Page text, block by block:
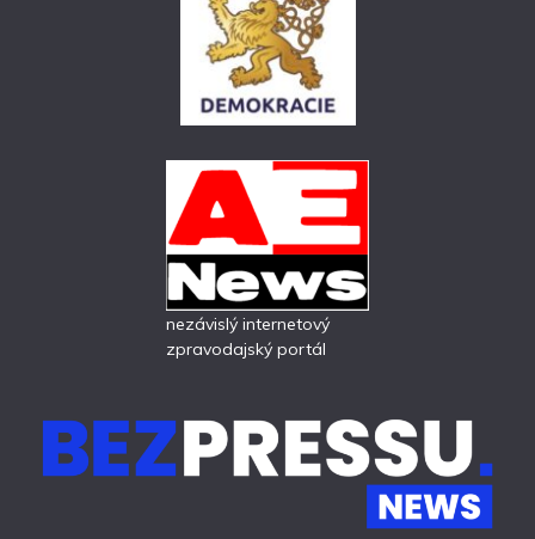
nezávislý internetový
zpravodajský portál